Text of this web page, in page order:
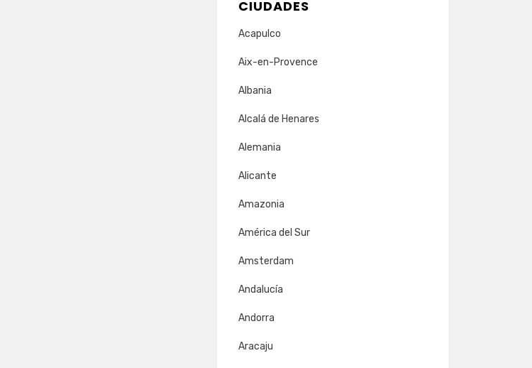
CIUDADES
Acapulco
Aix-en-Provence
Albania
Alcalá de Henares
Alemania
Alicante
Amazonia
América del Sur
Amsterdam
Andalucía
Andorra
Aracaju